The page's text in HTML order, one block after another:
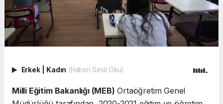
Erkek Kadın (Haberi Sesli Oku)
Milli Eğitim Bakanlığı (MEB) Ortaöğretim Genel